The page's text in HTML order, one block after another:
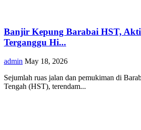
Banjir Kepung Barabai HST,
Terganggu Hi...
admin May 18, 2026
Sejumlah ruas jalan dan pemukiman di
Tengah (HST), terendam...